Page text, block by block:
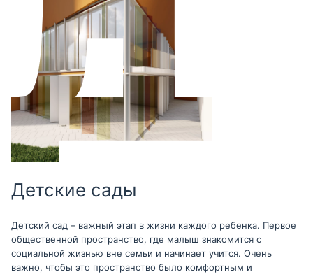
Детские сады
Детский сад – важный этап в жизни каждого ребенка. Первое
общественной пространство, где малыш знакомится с
социальной жизнью вне семьи и начинает учится. Очень
важно, чтобы это пространство было комфортным и